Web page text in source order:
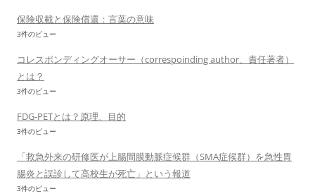
保険収載と保険償還：言葉の意味
3件のビュー
コレスポンディングオーサー（correspoinding author、責任著者）
とは？
3件のビュー
FDG-PETとは？原理、目的
3件のビュー
「救急外来の研修医が上腸間膜動脈症候群（SMA症候群）を急性胃
腸炎と誤診して高校生が死亡」という報道
3件のビュー